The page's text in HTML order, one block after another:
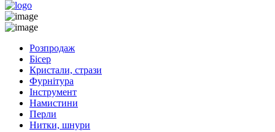
Розпродаж
Бісер
Кристали, стрази
Фурнітура
Інструмент
Намистини
Перли
Нитки, шнури